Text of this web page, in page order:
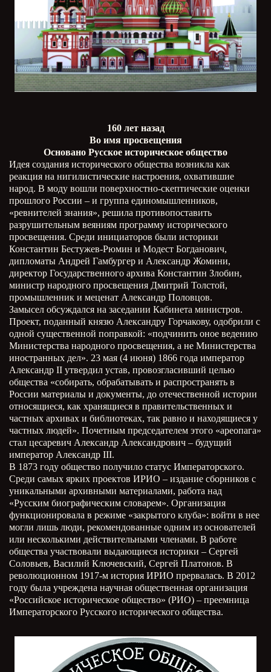
160 лет назад
Во имя просвещения
Основано Русское историческое общество
Идея создания исторического общества возникла как
реакция на нигилистические настроения, охватившие
народ. В моду вошли поверхностно-скептические оценки
прошлого России – и группа единомышленников,
«ревнителей знания», решила противопоставить
разрушительным веяниям программу исторического
просвещения. Среди инициаторов были историки
Константин Бестужев-Рюмин и Модест Богданович,
дипломаты Андрей Гамбургер и Александр Жомини,
директор Государственного архива Константин Злобин,
министр народного просвещения Дмитрий Толстой,
промышленник и меценат Александр Половцов.
Замысел обсуждался на заседании Кабинета министров.
Проект, поданный князю Александру Горчакову, одобрили с
одной существенной поправкой: «подчинить оное ведению
Министерства народного просвещения, а не Министерства
иностранных дел». 23 мая (4 июня) 1866 года император
Александр II утвердил устав, провозгласивший целью
общества «собирать, обрабатывать и распространять в
России материалы и документы, до отечественной истории
относящиеся, как хранящиеся в правительственных и
частных архивах и библиотеках, так равно и находящиеся у
частных людей». Почетным председателем этого «ареопага»
стал цесаревич Александр Александрович – будущий
император Александр III.
В 1873 году общество получило статус Императорского.
Среди самых ярких проектов ИРИО – издание сборников с
уникальными архивными материалами, работа над
«Русским биографическим словарем». Организация
функционировала в режиме «закрытого клуба»: войти в нее
могли лишь люди, рекомендованные одним из основателей
или несколькими действительными членами. В работе
общества участвовали выдающиеся историки – Сергей
Соловьев, Василий Ключевский, Сергей Платонов. В
революционном 1917-м история ИРИО прервалась. В 2012
году была учреждена научная общественная организация
«Российское историческое общество» (РИО) – преемница
Императорского Русского исторического общества.